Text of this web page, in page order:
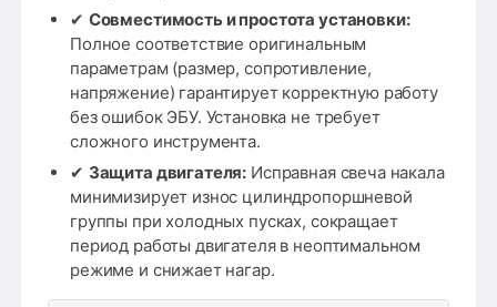
✔ Совместимость и простота установки:
Полное соответствие оригинальным
параметрам (размер, сопротивление,
напряжение) гарантирует корректную работу
без ошибок ЭБУ. Установка не требует
сложного инструмента.
✔ Защита двигателя: Исправная свеча накала
минимизирует износ цилиндропоршневой
группы при холодных пусках, сокращает
период работы двигателя в неоптимальном
режиме и снижает нагар.